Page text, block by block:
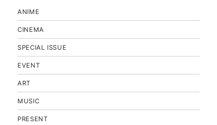
ANIME
CINEMA
SPECIAL ISSUE
EVENT
ART
MUSIC
PRESENT